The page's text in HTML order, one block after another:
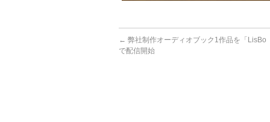
← 弊社制作オーディオブック1作品を「LisBo
で配信開始